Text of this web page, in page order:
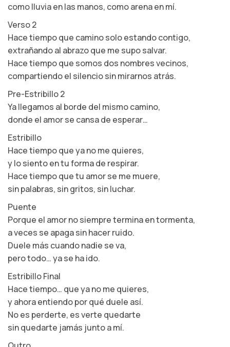
como lluvia en las manos, como arena en mí.
Verso 2
Hace tiempo que camino solo estando contigo,
extrañando al abrazo que me supo salvar.
Hace tiempo que somos dos nombres vecinos,
compartiendo el silencio sin mirarnos atrás.
Pre-Estribillo 2
Ya llegamos al borde del mismo camino,
donde el amor se cansa de esperar…
Estribillo
Hace tiempo que ya no me quieres,
y lo siento en tu forma de respirar.
Hace tiempo que tu amor se me muere,
sin palabras, sin gritos, sin luchar.
Puente
Porque el amor no siempre termina en tormenta,
a veces se apaga sin hacer ruido.
Duele más cuando nadie se va,
pero todo… ya se ha ido.
Estribillo Final
Hace tiempo… que ya no me quieres,
y ahora entiendo por qué duele así.
No es perderte, es verte quedarte
sin quedarte jamás junto a mí.